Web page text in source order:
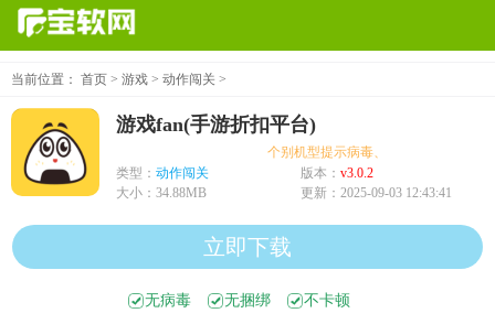
当前位置： 首页 > 游戏 > 动作闯关 >
游戏fan(手游折扣平台)
个别机型提示病毒、木马、危险，均为误
类型： 动作闯关 版本： v3.0.2
大小： 34.88MB 更新： 2025-09-03 12:43:41
立即下载
无病毒 无捆绑 不卡顿